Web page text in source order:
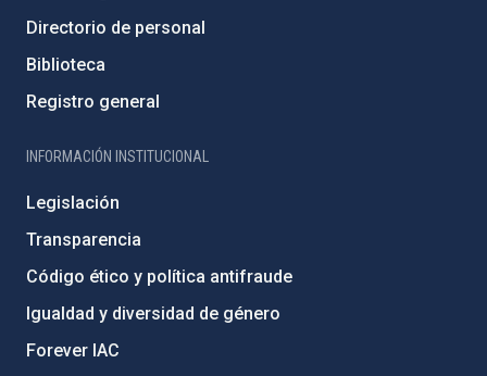
Directorio de personal
Biblioteca
Registro general
INFORMACIÓN INSTITUCIONAL
Legislación
Transparencia
Código ético y política antifraude
Igualdad y diversidad de género
Forever IAC